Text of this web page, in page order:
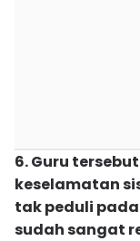
6. Guru
keselamatan
tak peduli
sudah sangat